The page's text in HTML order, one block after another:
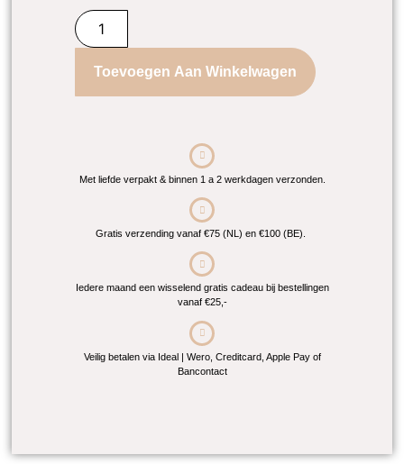
Toevoegen Aan Winkelwagen
Met liefde verpakt & binnen 1 a 2 werkdagen verzonden.
Gratis verzending vanaf €75 (NL) en €100 (BE).
Iedere maand een wisselend gratis cadeau bij bestellingen
vanaf €25,-
Veilig betalen via Ideal | Wero, Creditcard, Apple Pay of
Bancontact